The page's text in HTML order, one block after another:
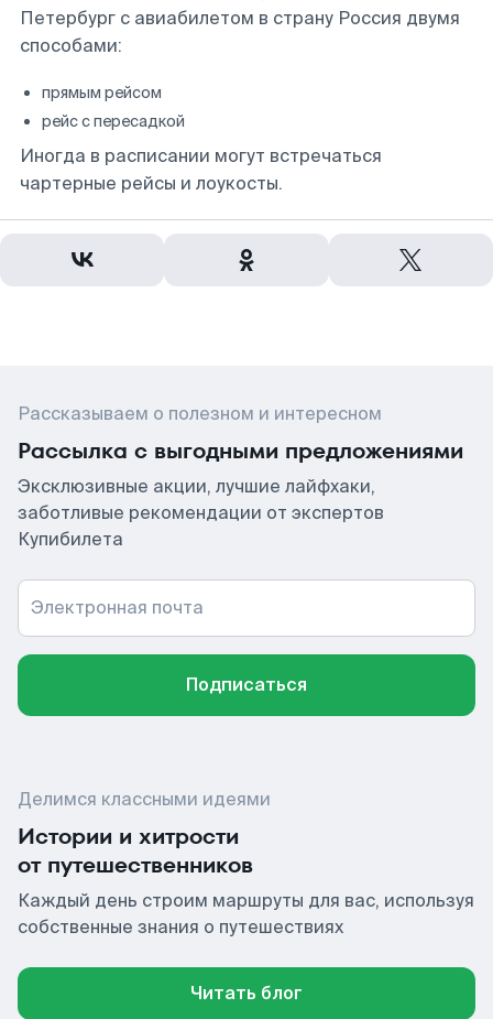
Петербург с авиабилетом в страну Россия двумя
способами:
прямым рейсом
рейс с пересадкой
Иногда в расписании могут встречаться
чартерные рейсы и лоукосты.
Рассказываем о полезном и интересном
Рассылка с выгодными предложениями
Эксклюзивные акции, лучшие лайфхаки,
заботливые рекомендации от экспертов
Купибилета
Электронная почта
Подписаться
Делимся классными идеями
Истории и хитрости
от путешественников
Каждый день строим маршруты для вас, используя
собственные знания о путешествиях
Читать блог